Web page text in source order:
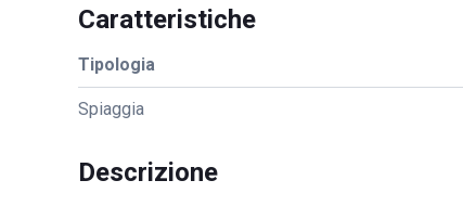
Caratteristiche
Tipologia
Spiaggia
Descrizione